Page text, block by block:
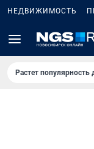
НЕДВИЖИМОСТЬ
Растет популярность